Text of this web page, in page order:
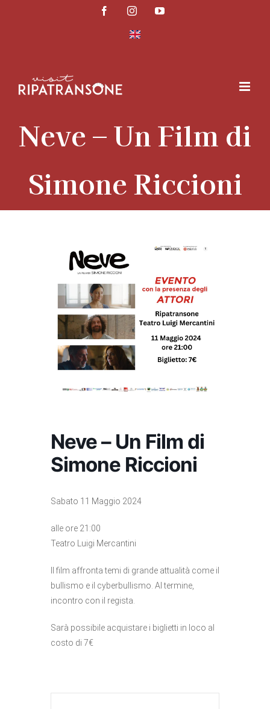
FacebookInstagramYouTube
Neve – Un Film di
Simone Riccioni
Neve – Un Film di
Simone Riccioni
Sabato 11 Maggio 2024
alle ore 21:00
Teatro Luigi Mercantini
Il film affronta temi di grande attualità come il
bullismo e il cyberbullismo. Al termine,
incontro con il regista.
Sarà possibile acquistare i biglietti in loco al
costo di 7€